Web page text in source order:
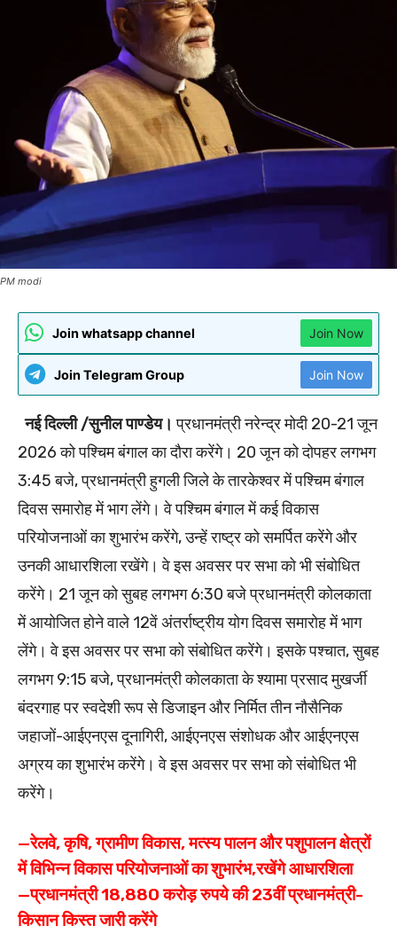
PM modi
Join whatsapp channel Join Now
Join Telegram Group Join Now
नई दिल्ली /सुनील पाण्डेय। प्रधानमंत्री नरेन्‍द्र मोदी 20-21 जून
2026 को पश्चिम बंगाल का दौरा करेंगे। 20 जून को दोपहर लगभग
3:45 बजे, प्रधानमंत्री हुगली जिले के तारकेश्वर में पश्चिम बंगाल
दिवस समारोह में भाग लेंगे। वे पश्चिम बंगाल में कई विकास
परियोजनाओं का शुभारंभ करेंगे, उन्हें राष्ट्र को समर्पित करेंगे और
उनकी आधारशिला रखेंगे। वे इस अवसर पर सभा को भी संबोधित
करेंगे। 21 जून को सुबह लगभग 6:30 बजे प्रधानमंत्री कोलकाता
में आयोजित होने वाले 12वें अंतर्राष्ट्रीय योग दिवस समारोह में भाग
लेंगे। वे इस अवसर पर सभा को संबोधित करेंगे। इसके पश्‍चात, सुबह
लगभग 9:15 बजे, प्रधानमंत्री कोलकाता के श्यामा प्रसाद मुखर्जी
बंदरगाह पर स्वदेशी रूप से डिजाइन और निर्मित तीन नौसैनिक
जहाजों-आईएनएस दूनागिरी, आईएनएस संशोधक और आईएनएस
अग्रय का शुभारंभ करेंगे। वे इस अवसर पर सभा को संबोधित भी
करेंगे।
—रेलवे, कृषि, ग्रामीण विकास, मत्स्य पालन और पशुपालन क्षेत्रों
में विभिन्न विकास परियोजनाओं का शुभारंभ,रखेंगे आधारशिला
—प्रधानमंत्री 18,880 करोड़ रुपये की 23वीं प्रधानमंत्री-
किसान किस्त जारी करेंगे